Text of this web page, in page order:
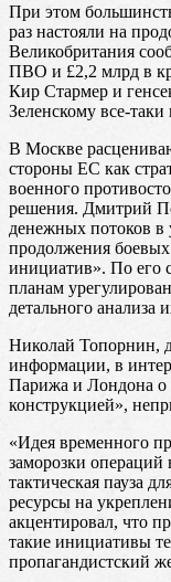
При этом
раз настояли на
Великобритания
ПВО и £2,2 млрд в
Кир Стармер и
Зеленскому все-
В Москве
стороны ЕС как
военного
решения. Дмитрий
денежных потоков
продолжения
инициатив». По его
планам
детального анализа
Николай Топорнин,
информации, в
Парижа и Лондона о
конструкцией»,
«Идея временного
заморозки операций
тактическая пауза
ресурсы на
акцентировал, что
такие инициативы
пропагандистский